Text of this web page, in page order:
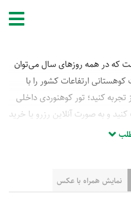
که در همه روزهای سال می‌توان
ارتفاعات کشور را با
کنید؛ تور کوهنوردی داخلی
و به صورت آنلاین رزرو یا خرید
نمایش همراه با عکس